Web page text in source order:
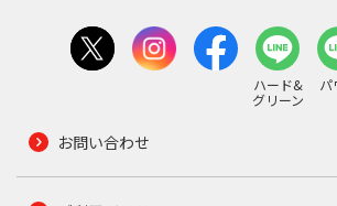
ハード&
グリーン
パ
お問い合わせ